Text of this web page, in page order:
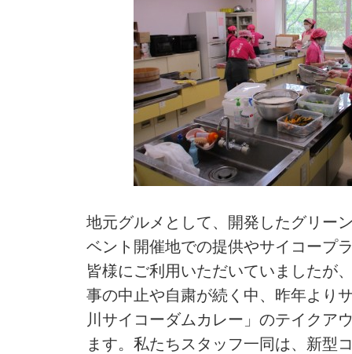
地元グルメとして、開発したグリー
ベント開催地での提供やサイコープ
皆様にご利用いただいていましたが
事の中止や自粛が続く中、昨年より
川サイコーダムカレー」のテイクア
ます。私たちスタッフ一同は、新型